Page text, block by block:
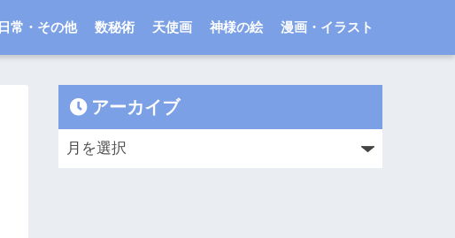
日常・その他 数秘術 天使画 神様の絵 漫画・イラスト
アーカイブ